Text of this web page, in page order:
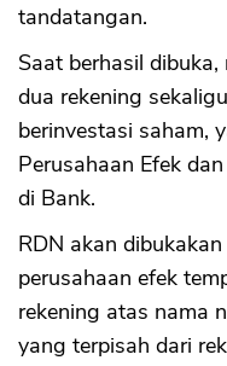
tandatangan.
Saat berhasil
dua rekening
berinvestasi saham,
Perusahaan Efek
di Bank.
RDN akan
perusahaan efek
rekening atas nama
yang terpisah dari